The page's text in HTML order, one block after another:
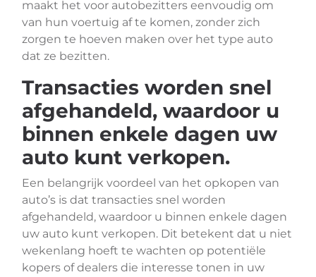
maakt het voor autobezitters eenvoudig om
van hun voertuig af te komen, zonder zich
zorgen te hoeven maken over het type auto
dat ze bezitten.
Transacties worden snel
afgehandeld, waardoor u
binnen enkele dagen uw
auto kunt verkopen.
Een belangrijk voordeel van het opkopen van
auto’s is dat transacties snel worden
afgehandeld, waardoor u binnen enkele dagen
uw auto kunt verkopen. Dit betekent dat u niet
wekenlang hoeft te wachten op potentiële
kopers of dealers die interesse tonen in uw